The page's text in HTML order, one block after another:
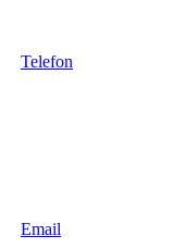
Telefon
Email